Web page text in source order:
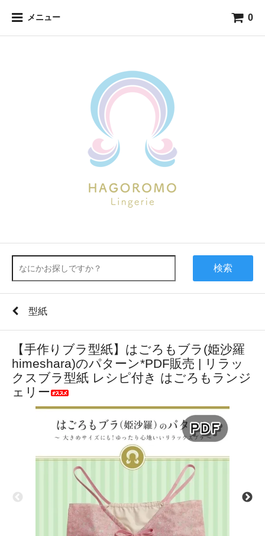
メニュー 0
検索
型紙
【手作りブラ型紙】はごろもブラ(姫沙羅
himeshara)のパターン*PDF販売 | リラッ
クスブラ型紙 レシピ付き はごろもランジ
ェリー